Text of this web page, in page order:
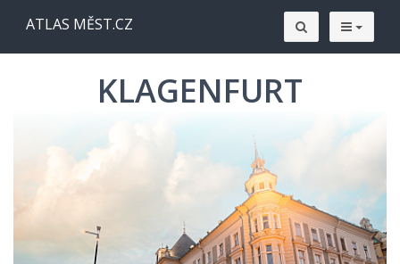
ATLAS MĚST.CZ
KLAGENFURT